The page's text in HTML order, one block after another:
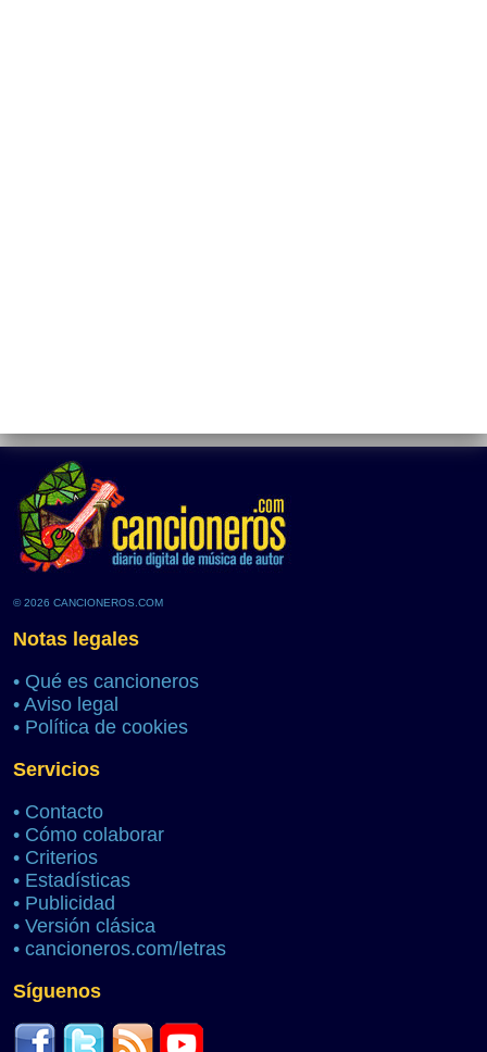
© 2026 CANCIONEROS.COM
Notas legales
• Qué es cancioneros
• Aviso legal
• Política de cookies
Servicios
• Contacto
• Cómo colaborar
• Criterios
• Estadísticas
• Publicidad
• Versión clásica
• cancioneros.com/letras
Síguenos